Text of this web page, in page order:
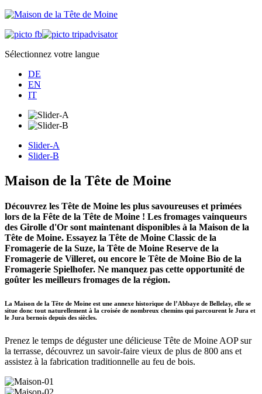
Sélectionnez votre langue
DE
EN
IT
Slider-A
Slider-B
Maison de la Tête de Moine
Découvrez les Tête de Moine les plus savoureuses et primées
lors de la Fête de la Tête de Moine ! Les fromages vainqueurs
des Girolle d'Or sont maintenant disponibles à la Maison de la
Tête de Moine. Essayez la Tête de Moine Classic de la
Fromagerie de la Suze, la Tête de Moine Reserve de la
Fromagerie de Villeret, ou encore le Tête de Moine Bio de la
Fromagerie Spielhofer. Ne manquez pas cette opportunité de
goûter les meilleurs fromages de la région.
La Maison de la Tête de Moine est une annexe historique de l’Abbaye de Bellelay, elle se
situe donc tout naturellement à la croisée de nombreux chemins qui parcourent le Jura et
le Jura bernois depuis des siècles.
Prenez le temps de déguster une délicieuse Tête de Moine AOP sur
la terrasse, découvrez un savoir-faire vieux de plus de 800 ans et
assistez à la fabrication traditionnelle au feu de bois.